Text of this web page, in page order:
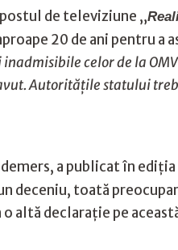
de televiziune „
20 de ani pentru a
celor de la OMV
Autoritățile statului
a publicat în
deceniu, toată
altă declaraţie pe